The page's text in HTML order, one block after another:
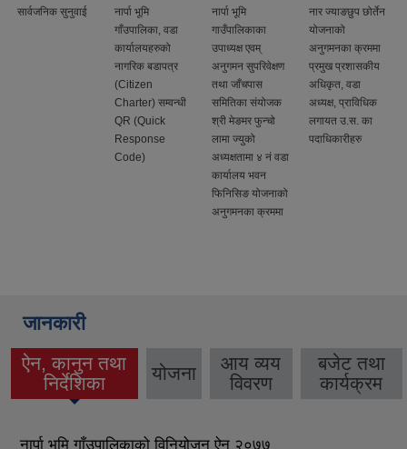
सार्वजनिक सुनुवाई
नार्पा भूमि
गाँउपालिका, वडा
कार्यालयहरुको
नागरिक बडापत्र
(Citizen
Charter) सम्वन्धी
QR (Quick
Response
Code)
नार्पा भूमि
गाउँपालिकाका
उपाध्यक्ष एवम्
अनुगमन सुपरिवेक्षण
तथा जाँचपास
समितिका संयोजक
श्री मेङमर फुन्चो
लामा ज्युको
अध्यक्षतामा ४ नं वडा
कार्यालय भवन
फिनिसिङ योजनाको
अनुगमनका क्रममा
नार ज्याङछुप छोर्तेन
योजनाको
अनुगमनका क्रममा
प्रमुख प्रशासकीय
अधिकृत, वडा
अध्यक्ष, प्राविधिक
लगायत उ.स. का
पदाधिकारीहरु
जानकारी
ऐन, कानुन तथा
निर्देशिका
(active tab) योजना
आय व्यय
विवरण
बजेट तथा
कार्यक्रम
नार्पा भूमि गाँउपालिकाको विनियोजन ऐन २०७७